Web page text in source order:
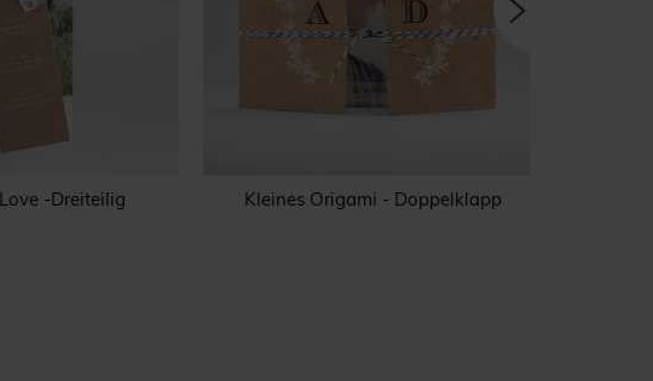
-Dreiteilig Kleines Origami - Doppelklapp